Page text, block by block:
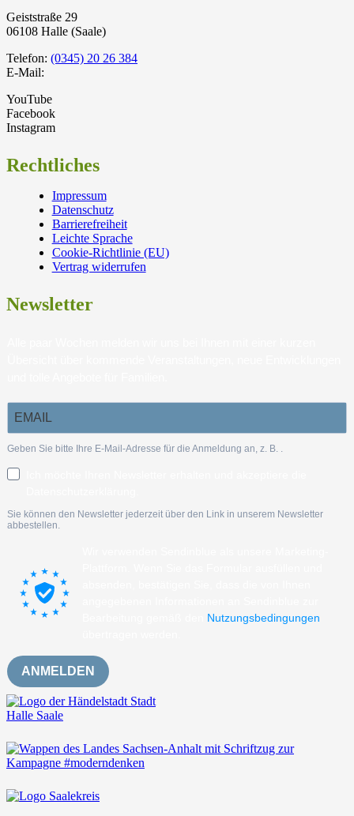
Geiststraße 29
06108 Halle (Saale)
Telefon: (0345) 20 26 384
E-Mail:
YouTube
Facebook
Instagram
Rechtliches
Impressum
Datenschutz
Barrierefreiheit
Leichte Sprache
Cookie-Richtlinie (EU)
Vertrag widerrufen
Newsletter
Geben Sie bitte Ihre E-Mail-Adresse für die Anmeldung an, z. B.
Sie können den Newsletter jederzeit über den Link in unserem Newsletter
abbestellen.
Nutzungsbedingungen
ANMELDEN